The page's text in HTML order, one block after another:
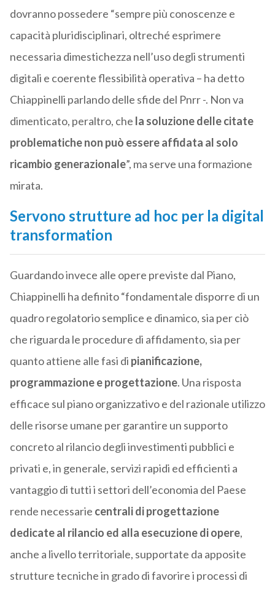
dovranno possedere “sempre più conoscenze e
capacità pluridisciplinari, oltreché esprimere
necessaria dimestichezza nell’uso degli strumenti
digitali e coerente flessibilità operativa – ha detto
Chiappinelli parlando delle sfide del Pnrr -. Non va
dimenticato, peraltro, che la soluzione delle citate
problematiche non può essere affidata al solo
ricambio generazionale”, ma serve una formazione
mirata.
Servono strutture ad hoc per la digital
transformation
Guardando invece alle opere previste dal Piano,
Chiappinelli ha definito “fondamentale disporre di un
quadro regolatorio semplice e dinamico, sia per ciò
che riguarda le procedure di affidamento, sia per
quanto attiene alle fasi di pianificazione,
programmazione e progettazione. Una risposta
efficace sul piano organizzativo e del razionale utilizzo
delle risorse umane per garantire un supporto
concreto al rilancio degli investimenti pubblici e
privati e, in generale, servizi rapidi ed efficienti a
vantaggio di tutti i settori dell’economia del Paese
rende necessarie centrali di progettazione
dedicate al rilancio ed alla esecuzione di opere,
anche a livello territoriale, supportate da apposite
strutture tecniche in grado di favorire i processi di